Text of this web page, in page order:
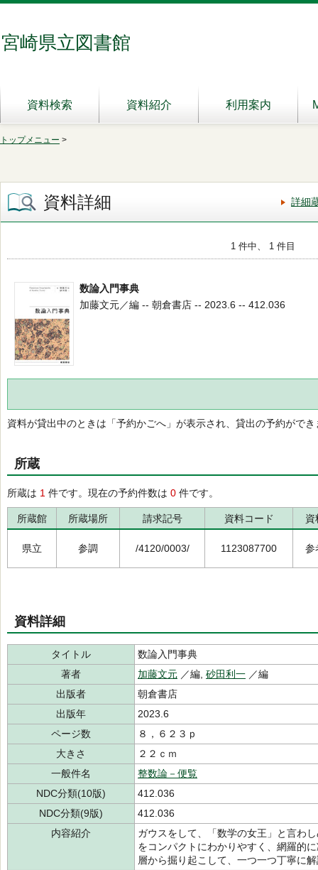
宮崎県立図書館
資料検索 資料紹介 利用案内
トップメニュー >
資料詳細 詳細
1 件中、 1 件目
数論入門事典
加藤文元／編 -- 朝倉書店 -- 2023.6 -- 412.036
資料が貸出中のときは「予約かごへ」が表示され、貸出の予約ができ
所蔵
所蔵は 1 件です。現在の予約件数は 0 件です。
所蔵館 所蔵場所 請求記号 資料コード 資
県立 参調 /4120/0003/ 1123087700 参
資料詳細
タイトル
数論入門事典
著者
加藤文元 ／編, 砂田利一 ／編
出版者
朝倉書店
出版年
2023.6
ページ数
８，６２３ｐ
大きさ
２２ｃｍ
一般件名
整数論－便覧
NDC分類(10版)
412.036
NDC分類(9版)
412.036
内容紹介
ガウスをして、「数学の女王」と言わ
をコンパクトにわかりやすく、網羅的
層から掘り起こして、一つ一つ丁寧に